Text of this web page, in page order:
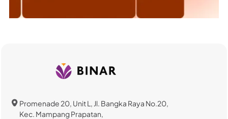
Promenade 20, Unit L, Jl. Bangka Raya No.20,
Kec. Mampang Prapatan,